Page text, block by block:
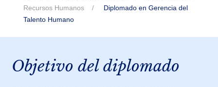
Recursos Humanos
Diplomado en Gerencia del
Talento Humano
Objetivo del diplomado